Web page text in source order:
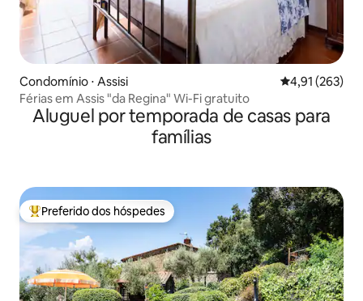
Condomínio ⋅ Assisi 4,91 de uma
4,91 (263)
Férias em Assis "da Regina" Wi-Fi gratuito
Aluguel por temporada de casas para
famílias
Entre os melhores preferidos dos hóspedes
Preferido dos hóspedes